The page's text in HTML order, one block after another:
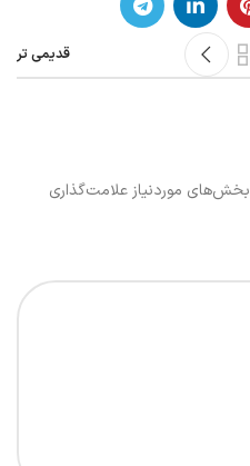
قدیمی تر
بخش‌های موردنیاز علامت‌گذاری